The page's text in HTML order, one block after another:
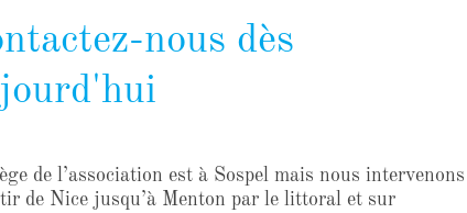
nous dès
de l’association est à Sospel mais nous intervenons
de Nice jusqu’à Menton par le littoral et sur